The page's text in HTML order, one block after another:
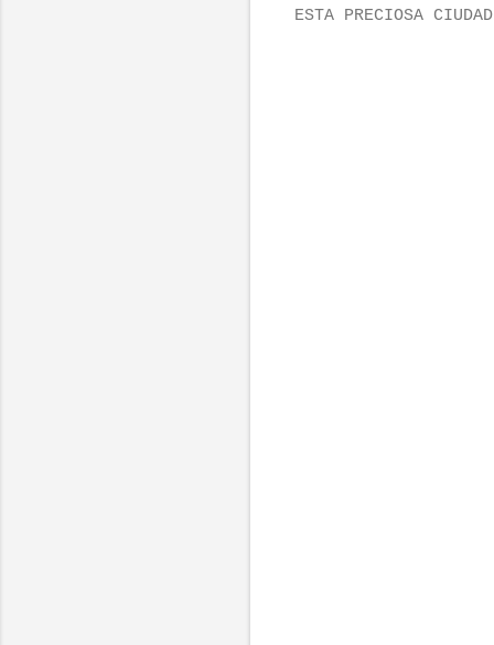
ESTA PRECIOSA